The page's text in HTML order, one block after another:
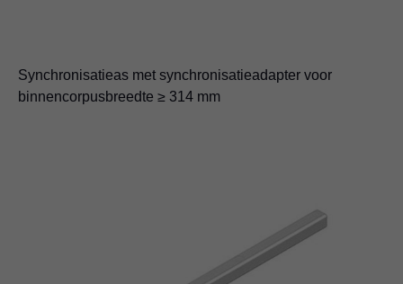
Synchronisatieas met synchronisatieadapter voor
binnencorpusbreedte ≥ 314 mm